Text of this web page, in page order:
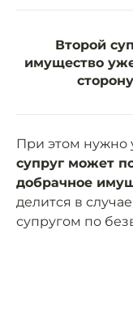
Второй
имущество
При этом нужно
супруг может
добрачное
делится в
супругом по